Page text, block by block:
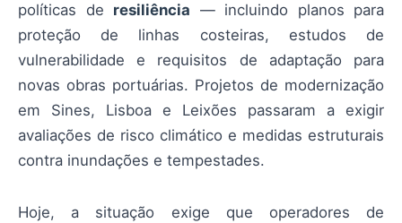
políticas de resiliência — incluindo planos para
proteção de linhas costeiras, estudos de
vulnerabilidade e requisitos de adaptação para
novas obras portuárias. Projetos de modernização
em Sines, Lisboa e Leixões passaram a exigir
avaliações de risco climático e medidas estruturais
contra inundações e tempestades.
Hoje, a situação exige que operadores de